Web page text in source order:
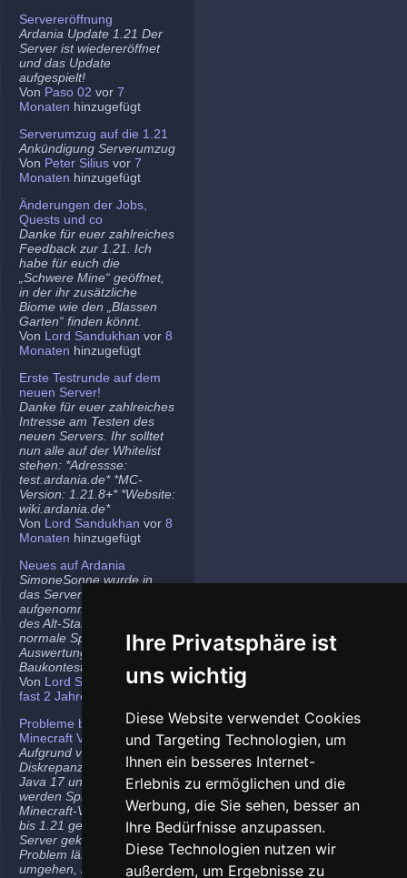
Ihre Privatsphäre ist
uns wichtig
Diese Website verwendet Cookies
und Targeting Technologien, um
Ihnen ein besseres Internet-
Erlebnis zu ermöglichen und die
Werbung, die Sie sehen, besser an
Ihre Bedürfnisse anzupassen.
Diese Technologien nutzen wir
außerdem, um Ergebnisse zu
Servereröffnung
Ardania Update 1.21 Der
Server ist wiedereröffnet
und das Update
aufgespielt!
Von Paso 02 vor 7
Monaten hinzugefügt
Serverumzug auf die 1.21
Ankündigung Serverumzug
Von Peter Silius vor 7
Monaten hinzugefügt
Änderungen der Jobs,
Quests und co
Danke für euer zahlreiches
Feedback zur 1.21. Ich
habe für euch die
„Schwere Mine“ geöffnet,
in der ihr zusätzliche
Biome wie den „Blassen
Garten“ finden könnt.
Von Lord Sandukhan vor 8
Monaten hinzugefügt
Erste Testrunde auf dem
neuen Server!
Danke für euer zahlreiches
Intresse am Testen des
neuen Servers. Ihr solltet
nun alle auf der Whitelist
stehen: *Adressse:
test.ardania.de* *MC-
Version: 1.21.8+* *Website:
wiki.ardania.de*
Von Lord Sandukhan vor 8
Monaten hinzugefügt
Neues auf Ardania
SimoneSonne wurde in
das Server-Team
aufgenommen, Freigabe
des Alt-Stammi Ranges für
normale Spieler,
Auswertung des letzten
Baukontest.
Von Lord Sandukhanvor
fast 2 Jahren
Probleme bei neueren
Minecraft Versionen
Aufgrund von
Diskrepanzen zwischen
Java 17 und Java 21
werden Spieler auf den
Minecraft-Versionen 1.20.5
bis 1.21 gelegentlich vom
Server gekickt. Das
Problem lässt sich
umgehen, indem ihr die